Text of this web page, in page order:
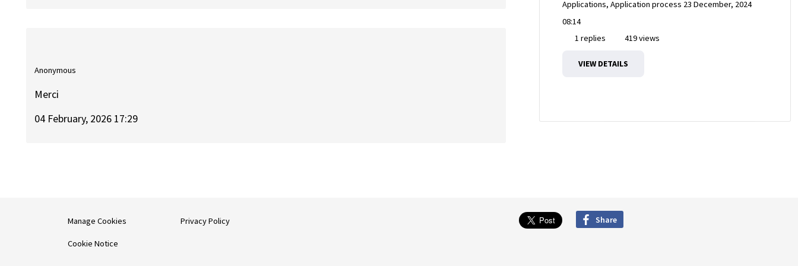
Anonymous
Merci
04 February, 2026 17:29
Applications, Application process 23 December, 2024
08:14
1 replies
419 views
VIEW DETAILS
Manage Cookies
Cookie Notice
Privacy Policy Share